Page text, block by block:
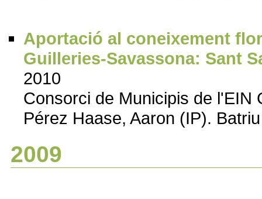
Aportació al coneixement
Guilleries-Savassona: Sant
2010
Consorci de Municipis de l'EIN
Pérez Haase, Aaron (IP).
2009